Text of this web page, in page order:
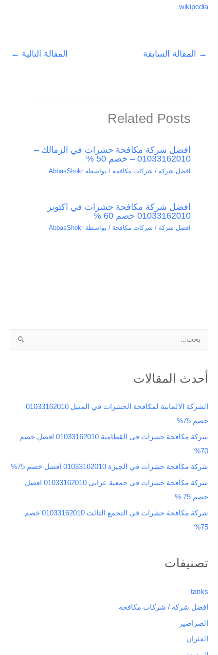
wikipedia
→ المقالة السابقة المقالة التالية ←
Related Posts
افضل شركة مكافحة حشرات في الزمالك –
01033162010 – خصم 50 %
افضل شركة / شركات مكافحة / بواسطة AbbasShokr
افضل شركة مكافحة حشرات في اكتوبر
01033162010 خصم 60 %
افضل شركة / شركات مكافحة / بواسطة AbbasShokr
ب
ح
:
أحدث المقالات
الشركة الالمانية لمكافحة الحشرات في المنيل 01033162010
خصم 75%
شركة مكافحة حشرات في القطامية 01033162010 افضل خصم
70%
شركة مكافحة حشرات في الجيزة 01033162010 افضل خصم 75%
شركة مكافحة حشرات في جمعية عرابي 01033162010 افضل
خصم 75 %
شركة مكافحة حشرات في التجمع الثالث 01033162010 خصم
75%
تصنيفات
tanks
افضل شركة / شركات مكافحة
الصراصير
الفئران